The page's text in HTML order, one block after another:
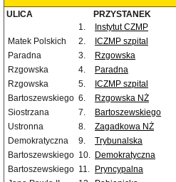
ULICA PRZYSTANEK
1.
Instytut CZMP
Matek Polskich
2. ICZMP szpital
Paradna
3. Rzgowska
Rzgowska
4. Paradna
Rzgowska
5. ICZMP szpital
Bartoszewskiego 6. Rzgowska NŻ
Siostrzana
7. Bartoszewskiego
Ustronna
8.
Zagadkowa NŻ
Demokratyczna
9. Trybunalska
Bartoszewskiego 10. Demokratyczna
Bartoszewskiego 11. Pryncypalna